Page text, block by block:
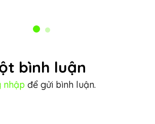
bình luận
nhập để gửi bình luận.